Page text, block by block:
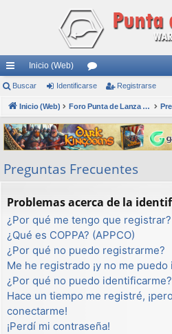
nl
ac
es
rá
pi
Inicio (Web)
or
os
Buscar Identificarse Registrarse
Inicio (Web) Foro Punta de Lanza Wargames
Preguntas Frecuentes
Problemas acerca de la
¿Por qué me tengo que registrar?
¿Qué es COPPA? (APPCO)
¿Por qué no puedo registrarme?
Me he registrado ¡y no me
¿Por qué no puedo identificarme?
Hace un tiempo me registré,
conectarme!
¡Perdí mi contraseña!